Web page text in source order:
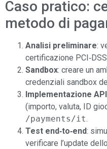
Caso pratico:
metodo di
Analisi preliminare:
certificazione
Sandbox: creare un
credenziali sandbox
Implementazione API
(importo, valuta, ID
/payments/it.
Test end‑to‑end:
verificare l’update